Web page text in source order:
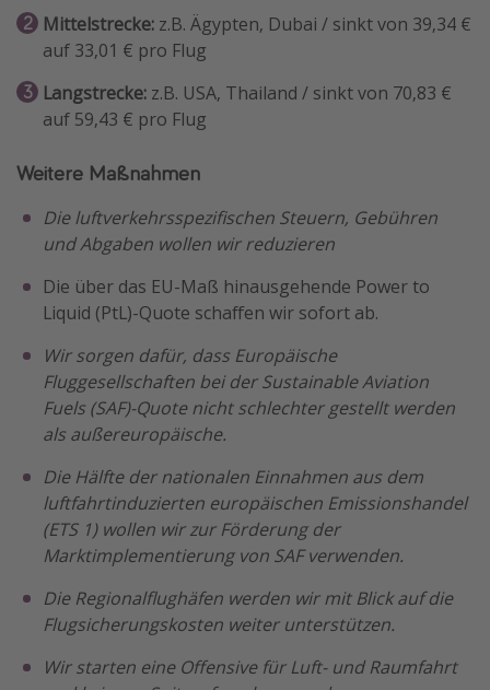
Weitere Themen
Reise Journal
Familienurlaub in der Türkei
Rundreisen in Thailand
Bahnreisen in der Schweiz
Travel Know How
Last Minute Urlaub Mallorca
Mittelstrecke: z.B. Ägypten, Dubai / sinkt von 39,34 €
auf 33,01 € pro Flug
Langstrecke: z.B. USA, Thailand / sinkt von 70,83 €
auf 59,43 € pro Flug
Weitere Maßnahmen
Die luftverkehrsspezifischen Steuern, Gebühren
und Abgaben wollen wir reduzieren
Die über das EU-Maß hinausgehende Power to
Liquid (PtL)-Quote schaffen wir sofort ab.
Wir sorgen dafür, dass Europäische
Fluggesellschaften bei der Sustainable Aviation
Fuels (SAF)-Quote nicht schlechter gestellt werden
als außereuropäische.
Die Hälfte der nationalen Einnahmen aus dem
luftfahrtinduzierten europäischen Emissionshandel
(ETS 1) wollen wir zur Förderung der
Marktimplementierung von SAF verwenden.
Die Regionalflughäfen werden wir mit Blick auf die
Flugsicherungskosten weiter unterstützen.
Wir starten eine Offensive für Luft- und Raumfahrt